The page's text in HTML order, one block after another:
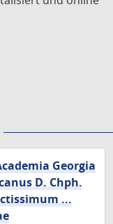
Georgia
D. Chph.
...